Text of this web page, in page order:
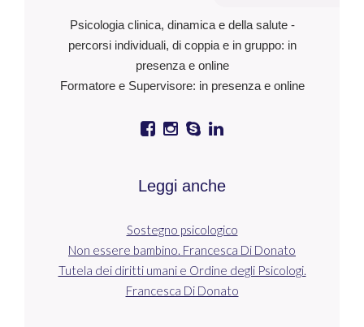
Psicologia clinica, dinamica e della salute -
percorsi individuali, di coppia e in gruppo: in
presenza e online
Formatore e Supervisore: in presenza e online
Leggi anche
Sostegno psicologico
Non essere bambino. Francesca Di Donato
Tutela dei diritti umani e Ordine degli Psicologi.
Francesca Di Donato